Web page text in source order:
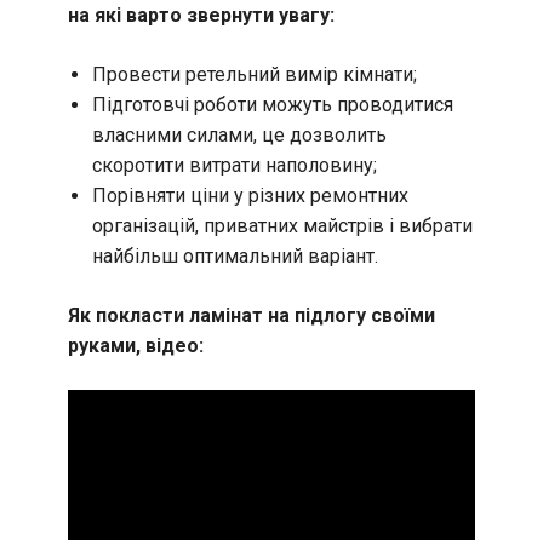
на які варто звернути увагу:
Провести ретельний вимір кімнати;
Підготовчі роботи можуть проводитися
власними силами, це дозволить
скоротити витрати наполовину;
Порівняти ціни у різних ремонтних
організацій, приватних майстрів і вибрати
найбільш оптимальний варіант.
Як покласти ламінат на підлогу своїми
руками, відео: